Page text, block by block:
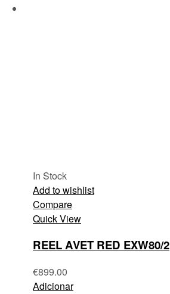
In Stock
Add to wishlist
Compare
Quick View
REEL AVET RED EXW80/2
€899.00
Adicionar